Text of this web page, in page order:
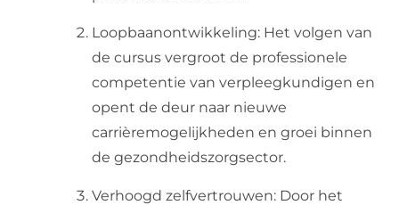
Loopbaanontwikkeling: Het volgen van
de cursus vergroot de professionele
competentie van verpleegkundigen en
opent de deur naar nieuwe
carrièremogelijkheden en groei binnen
de gezondheidszorgsector.
Verhoogd zelfvertrouwen: Door het